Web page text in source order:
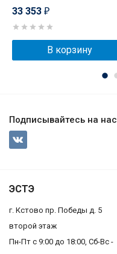
33 353 ₽
В корзину
Подписывайтесь на нас
ЭСТЭ
г. Кстово пр. Победы д. 5
второй этаж
Пн-Пт с 9:00 до 18:00, Сб-Вс -